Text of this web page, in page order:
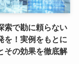
索で勘に頼らない
を！実例をもとに
その効果を徹底解